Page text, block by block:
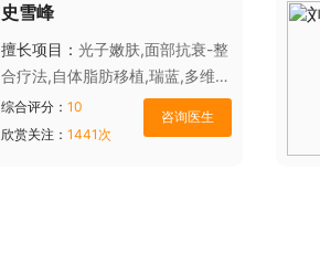
史雪峰
擅长项目：光子嫩肤,面部抗衰-整
合疗法,自体脂肪移植,瑞蓝,多维立
体塑形术,双眼皮,眼袋失败修复,隆
鼻
综合评分：10
欣赏关注：1441次